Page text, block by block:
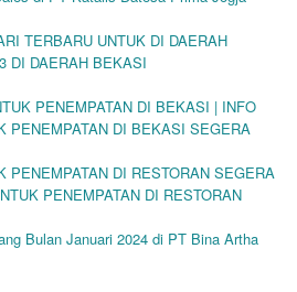
TERBARU UNTUK DI DAERAH
DI DAERAH BEKASI
PENEMPATAN DI BEKASI | INFO
PENEMPATAN DI BEKASI SEGERA
PENEMPATAN DI RESTORAN SEGERA
PENEMPATAN DI RESTORAN
Bulan Januari 2024 di PT Bina Artha